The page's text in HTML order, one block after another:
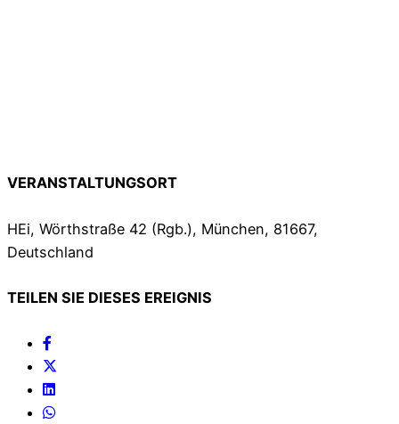
VERANSTALTUNGSORT
HEi, Wörthstraße 42 (Rgb.), München, 81667,
Deutschland
TEILEN SIE DIESES EREIGNIS